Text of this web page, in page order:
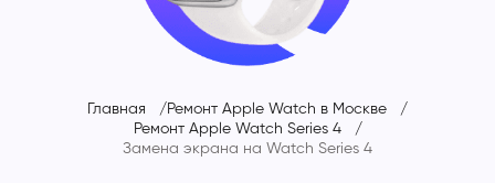
Главная
Ремонт Apple Watch в Москве
Ремонт Apple Watch Series 4
Замена экрана на Watch Series 4